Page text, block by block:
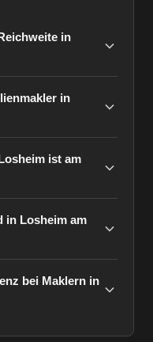
in
in
ist am
in Losheim am
bei Maklern in